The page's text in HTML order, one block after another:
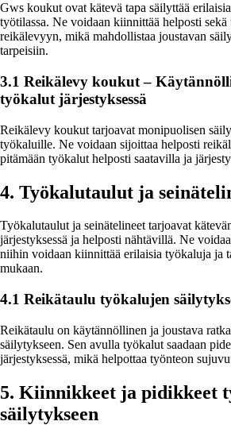
Gws koukut ovat kätevä tapa säilyttää
työtilassa. Ne voidaan kiinnittää helposti sekä
reikälevyyn, mikä mahdollistaa joustavan
tarpeisiin.
3.1 Reikälevy koukut –
työkalut järjestyksessä
Reikälevy koukut tarjoavat monipuolisen
työkaluille. Ne voidaan sijoittaa helposti
pitämään työkalut helposti saatavilla ja
4. Työkalutaulut ja
Työkalutaulut ja seinätelineet tarjoavat
järjestyksessä ja helposti nähtävillä. Ne
niihin voidaan kiinnittää erilaisia työkaluja ja
mukaan.
4.1 Reikätaulu työkalujen
Reikätaulu on käytännöllinen ja joustava
säilytykseen. Sen avulla työkalut saadaan
järjestyksessä, mikä helpottaa työnteon
5. Kiinnikkeet ja pidikkeet
säilytykseen